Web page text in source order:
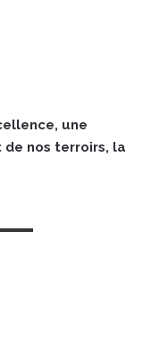
une
nos terroirs, la